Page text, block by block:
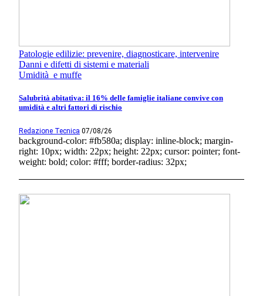
Patologie edilizie: prevenire, diagnosticare, intervenire
Danni e difetti di sistemi e materiali
Umidità e muffe
Salubrità abitativa: il 16% delle famiglie italiane convive con
umidità e altri fattori di rischio
Redazione Tecnica 07/08/26
background-color: #fb580a; display: inline-block; margin-
right: 10px; width: 22px; height: 22px; cursor: pointer; font-
weight: bold; color: #fff; border-radius: 32px;